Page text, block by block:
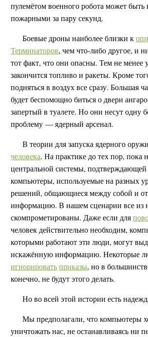
пулемётом военного робота может быть
пожарными за пару секунд.
Боевые дроны наиболее близки к
Терминаторов, чем что-либо другое, и
тот факт, что они опасны. Тем не менее
закончится топливо и ракеты. Кроме
подняться в воздух все сразу. Большая
будет беспомощно биться о двери
запертый в туалете. Но они несут одну
проблему — ядерный арсенал.
В теории для запуска ядерного
человека. На практике до тех пор, пока
центральной системы, подтверждающей
компьютеры, используемые на разных
решений, общающиеся между собой и
информацию. В нашем сценарии все из
скомпрометированы. Даже если для
человек действительно необходим,
которыми работают эти люди, могут
искажённую информацию. Некоторые
игнорировать приказы, но в
конечно, не будут этого делать.
Но во всей этой истории есть
Мы предполагали, что компьютеры
уничтожать нас, не останавливаясь ни